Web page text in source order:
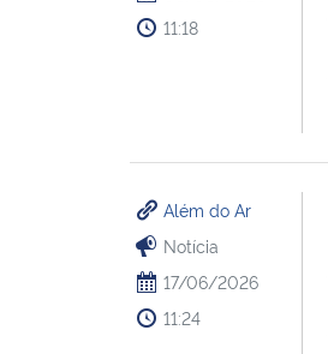
11:18
Além do Ar
Notícia
17/06/2026
11:24